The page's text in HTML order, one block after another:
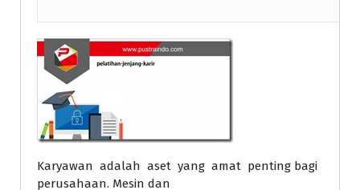
Karyawan adalah aset yang amat penting bagi
perusahaan. Mesin dan